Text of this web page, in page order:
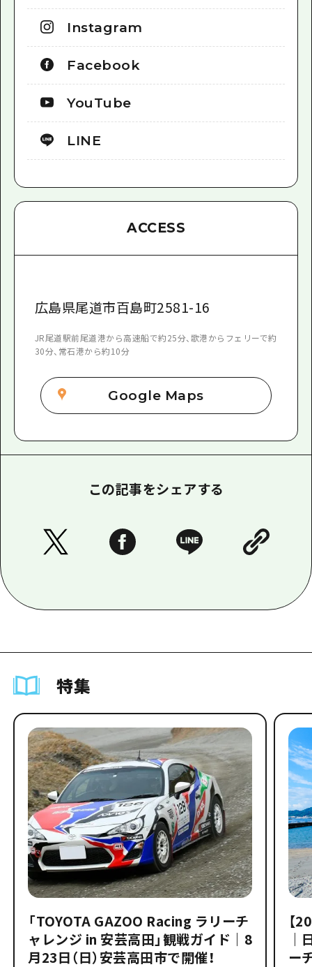
Instagram
Facebook
YouTube
LINE
ACCESS
広島県尾道市百島町2581-16
JR尾道駅前尾道港から高速船で約25分、歌港からフェリーで約
30分、常石港から約10分
Google Maps
この記事をシェアする
特集
「TOYOTA GAZOO Racing ラリーチ
ャレンジ in 安芸高田」観戦ガイド｜8
月23日（日）安芸高田市で開催！
【
｜
ー